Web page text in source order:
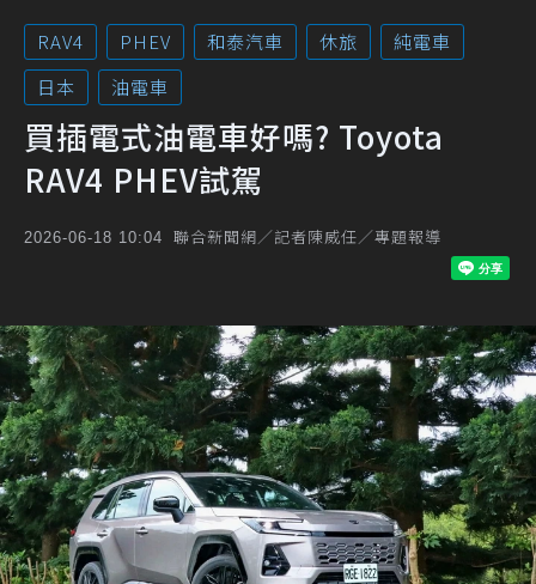
RAV4 PHEV 和泰汽車 休旅
純電車
日本
油電車
買插電式油電車好嗎? Toyota
RAV4 PHEV試駕
2026-06-18 10:04 聯合新聞網／記者陳威任／專題報導